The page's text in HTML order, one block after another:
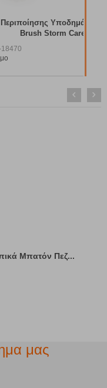
Applicator
Μπατόν Πεζ...
μας